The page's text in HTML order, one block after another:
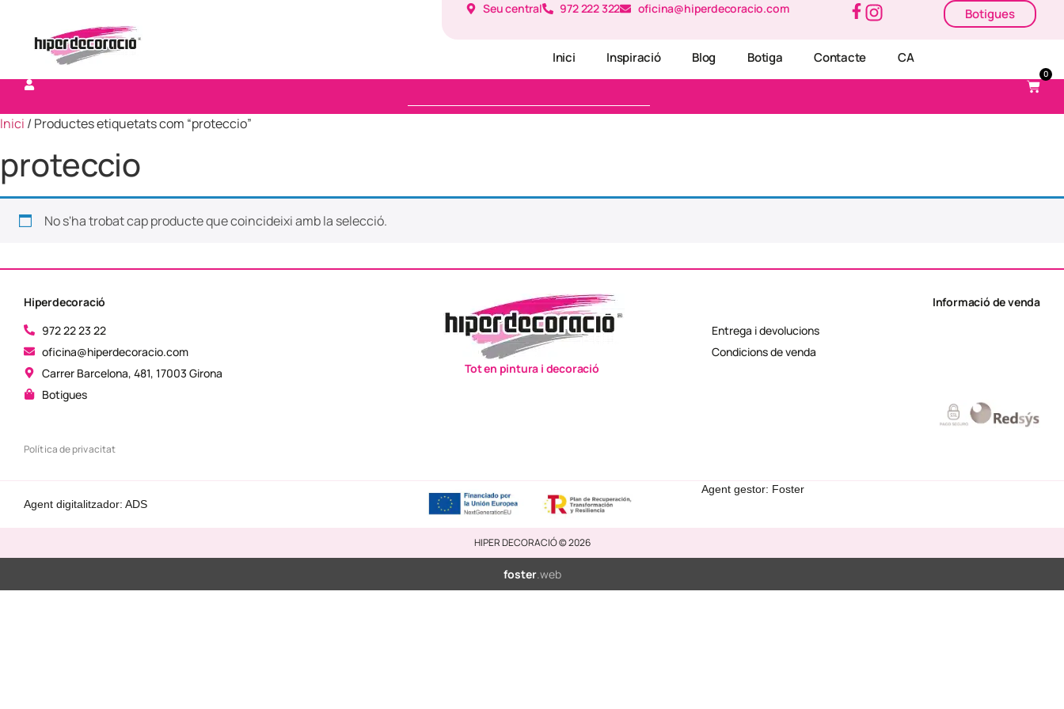
Seu central 972 222 322 oficina@hiperdecoracio.com Botigues
Inici Inspiració Blog Botiga Contacte CA
0
Inici / Productes etiquetats com “proteccio”
proteccio
No s'ha trobat cap producte que coincideixi amb la selecció.
Hiperdecoració
972 22 23 22
oficina@hiperdecoracio.com
Carrer Barcelona, 481, 17003 Girona
Botigues
Política de privacitat
Tot en pintura i decoració
Informació de venda
Entrega i devolucions
Condicions de venda
Agent digitalitzador: ADS
Agent gestor: Foster
HIPER DECORACIÓ © 2026
foster.web